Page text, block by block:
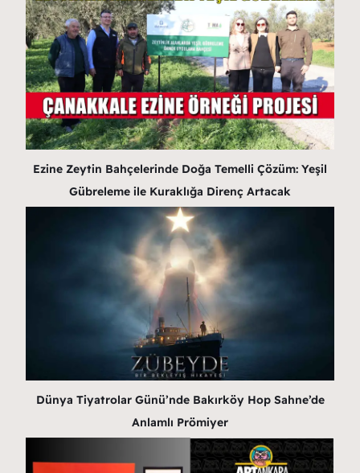
Ezine Zeytin Bahçelerinde Doğa Temelli Çözüm: Yeşil
Gübreleme ile Kuraklığa Direnç Artacak
Dünya Tiyatrolar Günü’nde Bakırköy Hop Sahne’de
Anlamlı Prömiyer